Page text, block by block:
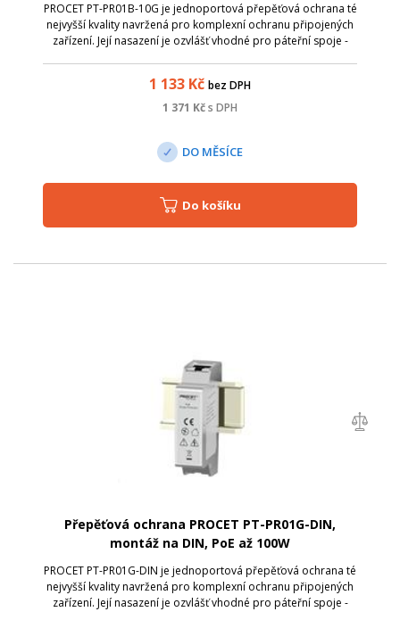
PROCET PT-PR01B-10G je jednoportová přepěťová ochrana té
nejvyšší kvality navržená pro komplexní ochranu připojených
zařízení. Její nasazení je ozvlášť vhodné pro páteřní spoje -
1 133 Kč bez DPH
1 371 Kčs DPH
DO MĚSÍCE
Do košíku
Přepěťová ochrana PROCET PT-PR01G-DIN,
montáž na DIN, PoE až 100W
PROCET PT-PR01G-DIN je jednoportová přepěťová ochrana té
nejvyšší kvality navržená pro komplexní ochranu připojených
zařízení. Její nasazení je ozvlášť vhodné pro páteřní spoje -